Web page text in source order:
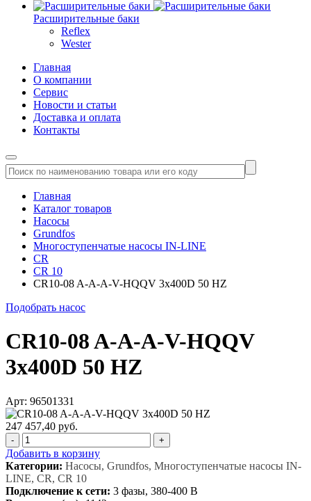
Расширительные баки
Reflex
Wester
Главная
О компании
Сервис
Новости и статьи
Доставка и оплата
Контакты
Главная
Каталог товаров
Насосы
Grundfos
Многоступенчатые насосы IN-LINE
CR
CR 10
CR10-08 A-A-A-V-HQQV 3x400D 50 HZ
Подобрать насос
CR10-08 A-A-A-V-HQQV
3x400D 50 HZ
Арт: 96501331
247 457,40 руб.
- +
Добавить в корзину
Категории: Насосы, Grundfos, Многоступенчатые насосы IN-
LINE, CR, CR 10
Подключение к сети: 3 фазы, 380-400 В